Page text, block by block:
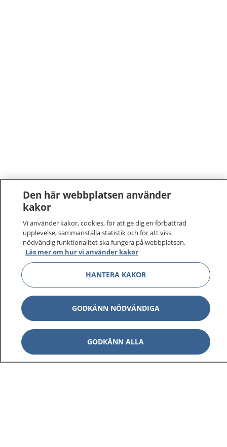
1177–tryggt om din hälsa och vård
På 1177.se får du råd om hälsa och information om
sjukdomar och vilka mottagningar du kan kontakta.
Logga in för att läsa din journal och göra dina
vårdärenden. Ring telefonnummer 1177 för
sjukvårdsrådgivning dygnet runt.
Den här webbplatsen använder
kakor
Vi använder kakor, cookies, för att ge dig en förbättrad
upplevelse, sammanställa statistik och för att viss
nödvändig funktionalitet ska fungera på webbplatsen.
Läs mer om hur vi använder kakor
HANTERA KAKOR
GODKÄNN NÖDVÄNDIGA
GODKÄNN ALLA